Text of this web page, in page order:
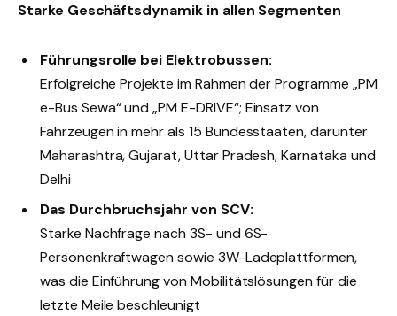
Starke Geschäftsdynamik in allen Segmenten
Führungsrolle bei Elektrobussen:
Erfolgreiche Projekte im Rahmen der Programme „PM
e-Bus Sewa“ und „PM E-DRIVE“; Einsatz von
Fahrzeugen in mehr als 15 Bundesstaaten, darunter
Maharashtra, Gujarat, Uttar Pradesh, Karnataka und
Delhi
Das Durchbruchsjahr von SCV:
Starke Nachfrage nach 3S- und 6S-
Personenkraftwagen sowie 3W-Ladeplattformen,
was die Einführung von Mobilitätslösungen für die
letzte Meile beschleunigt